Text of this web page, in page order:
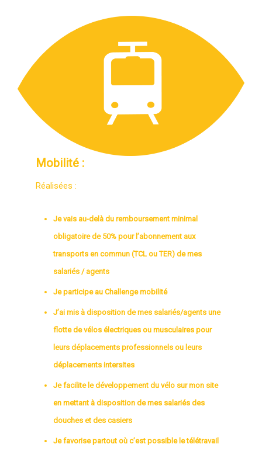
Mobilité :
Réalisées :
Je vais au-delà du remboursement minimal
obligatoire de 50% pour l’abonnement aux
transports en commun (TCL ou TER) de mes
salariés / agents
Je participe au Challenge mobilité
J’ai mis à disposition de mes salariés/agents une
flotte de vélos électriques ou musculaires pour
leurs déplacements professionnels ou leurs
déplacements intersites
Je facilite le développement du vélo sur mon site
en mettant à disposition de mes salariés des
douches et des casiers
Je favorise partout où c’est possible le télétravail